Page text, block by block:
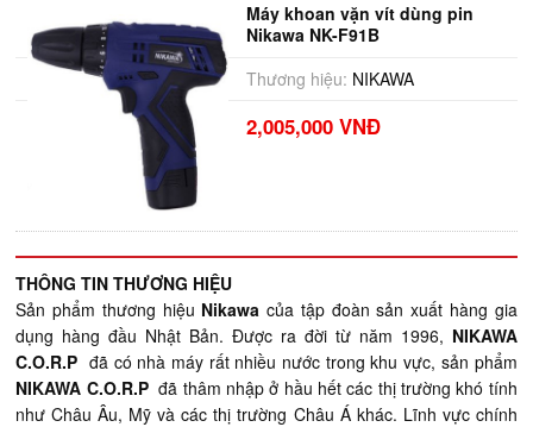
Máy khoan vặn vít dùng pin
Nikawa NK-F91B
Thương hiệu: NIKAWA
2,005,000 VNĐ
THÔNG TIN THƯƠNG HIỆU
Sản phẩm thương hiệu Nikawa của tập đoàn sản xuất hàng gia
dụng hàng đầu Nhật Bản. Được ra đời từ năm 1996, NIKAWA
C.O.R.P đã có nhà máy rất nhiều nước trong khu vực, sản phẩm
NIKAWA C.O.R.Pđã thâm nhập ở hầu hết các thị trường khó tính
như Châu Âu, Mỹ và các thị trường Châu Á khác. Lĩnh vực chính